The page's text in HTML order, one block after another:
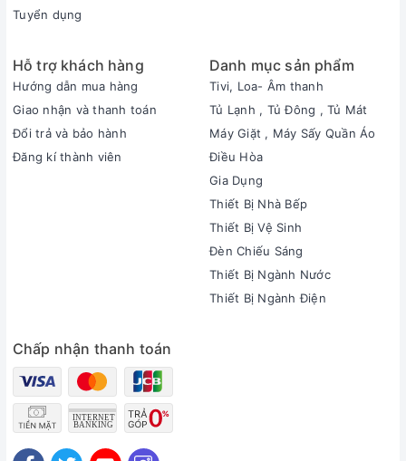
Tuyển dụng
Hỗ trợ khách hàng
Hướng dẫn mua hàng
Giao nhận và thanh toán
Đổi trả và bảo hành
Đăng kí thành viên
Danh mục sản phẩm
Tivi, Loa- Âm thanh
Tủ Lạnh , Tủ Đông , Tủ Mát
Máy Giặt , Máy Sấy Quần Áo
Điều Hòa
Gia Dụng
Thiết Bị Nhà Bếp
Thiết Bị Vệ Sinh
Đèn Chiếu Sáng
Thiết Bị Ngành Nước
Thiết Bị Ngành Điện
Chấp nhận thanh toán